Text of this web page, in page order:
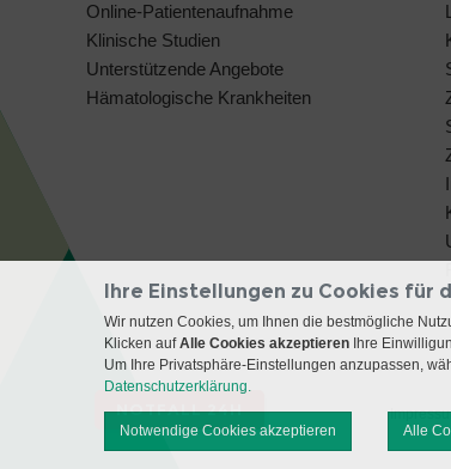
Online-Patientenaufnahme
Klinische Studien
Unterstützende Angebote
Hämatologische Krankheiten
NOTFALL 24H
Ihre Einstellungen zu Cookies für
Wir nutzen Cookies, um Ihnen die bestmögliche
Klicken aufAlle Cookies akzeptieren Ihre
Um Ihre Privatsphäre-Einstellungen anzupassen,
Datenschutzerklärung.
Notwendige Cookies akzeptieren Alle